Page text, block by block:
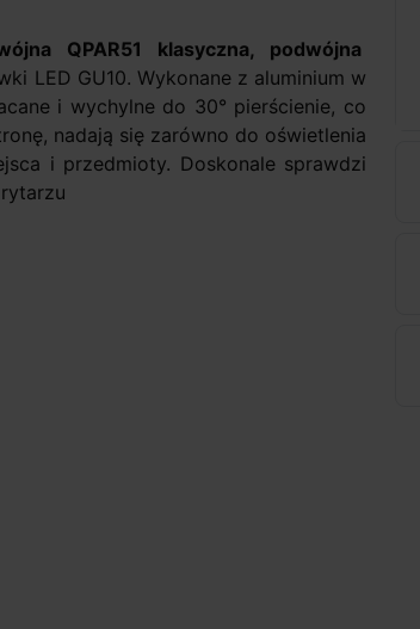
QPAR51 klasyczna, podwójna
LED GU10. Wykonane z aluminium w
i wychylne do 30° pierścienie, co
nadają się zarówno do oświetlenia
i przedmioty. Doskonale sprawdzi